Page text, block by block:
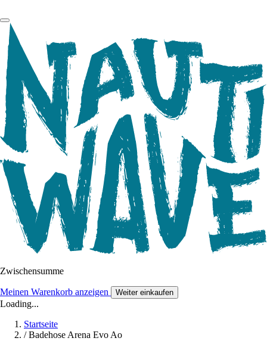
Zwischensumme
Meinen Warenkorb anzeigen Weiter einkaufen
Loading...
Startseite
/ Badehose Arena Evo Ao